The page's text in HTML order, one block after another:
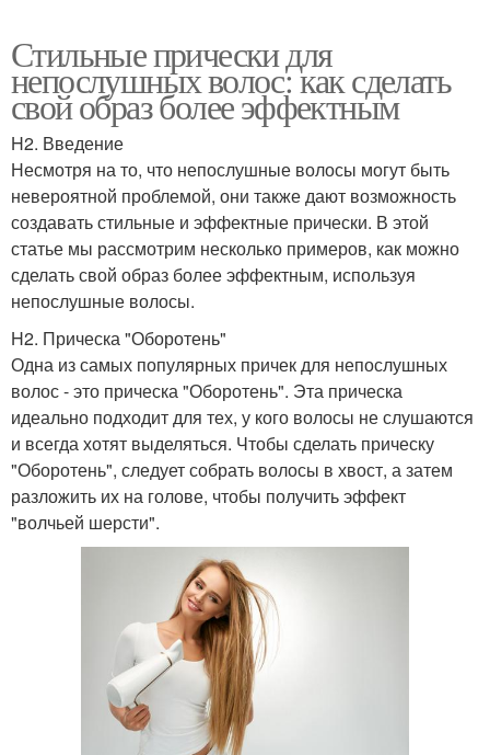
Стильные прически для
непослушных волос: как сделать
свой образ более эффектным
H2. Введение
Несмотря на то, что непослушные волосы могут быть
невероятной проблемой, они также дают возможность
создавать стильные и эффектные прически. В этой
статье мы рассмотрим несколько примеров, как можно
сделать свой образ более эффектным, используя
непослушные волосы.
H2. Прическа "Оборотень"
Одна из самых популярных причек для непослушных
волос - это прическа "Оборотень". Эта прическа
идеально подходит для тех, у кого волосы не слушаются
и всегда хотят выделяться. Чтобы сделать прическу
"Оборотень", следует собрать волосы в хвост, а затем
разложить их на голове, чтобы получить эффект
"волчьей шерсти".